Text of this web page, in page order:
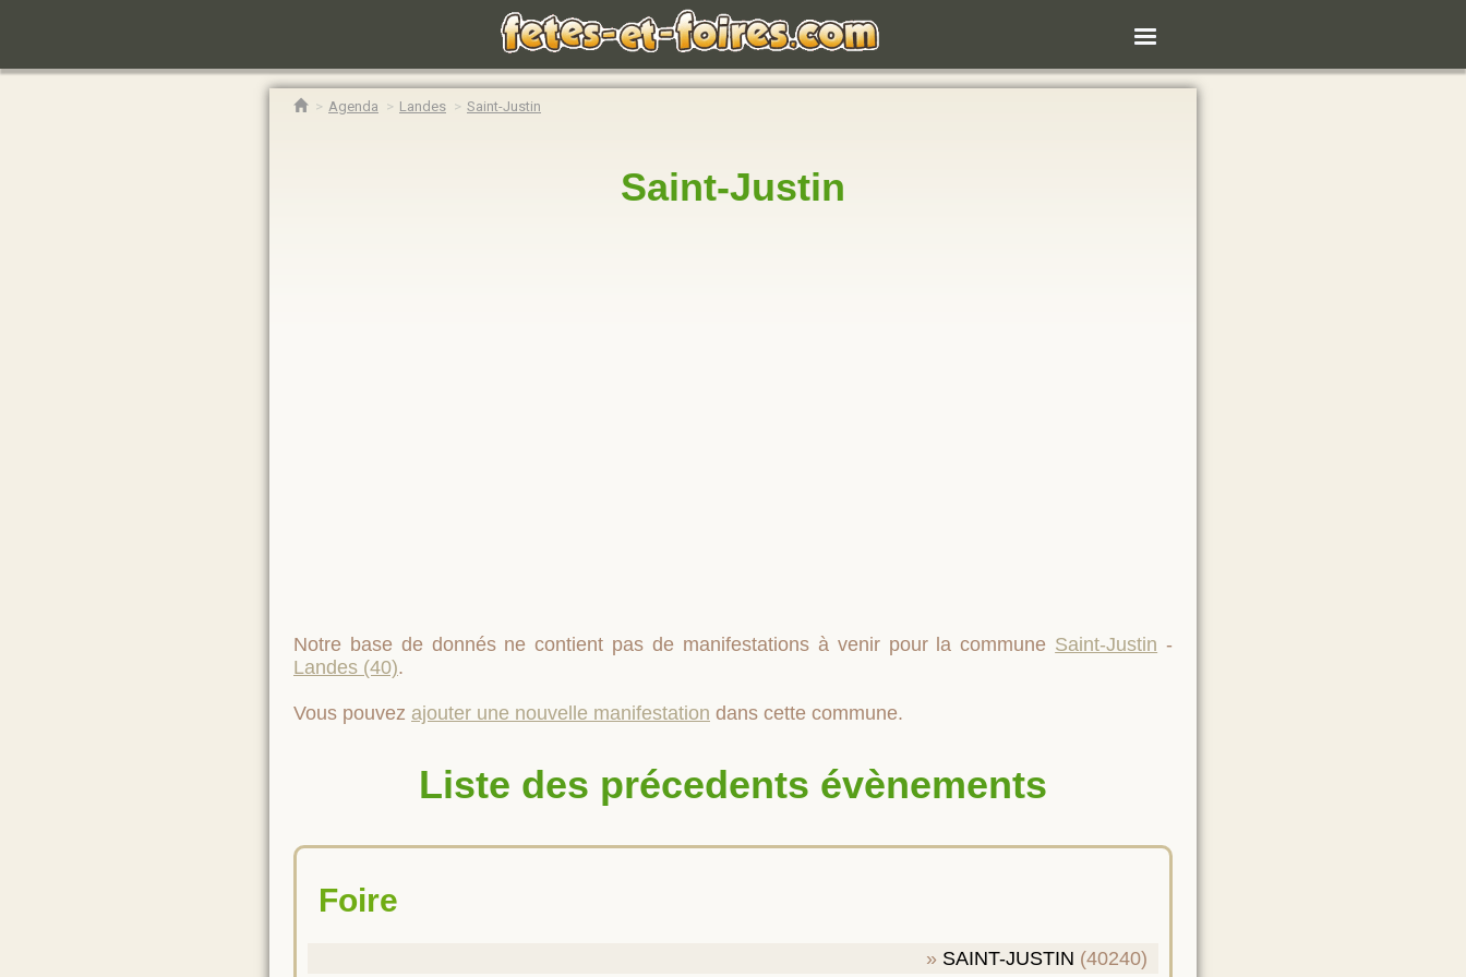
Agenda Landes Saint-Justin
Saint-Justin
Notre base de donnés ne contient pas de manifestations à venir pour la commune Saint-Justin -
Landes (40).
Vous pouvez ajouter une nouvelle manifestation dans cette commune.
Liste des précedents évènements
Foire
SAINT-JUSTIN (40240)